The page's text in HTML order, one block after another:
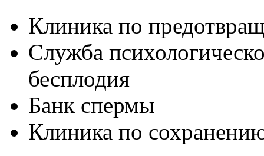
Клиника по
Служба
бесплодия
Банк спермы
Клиника по